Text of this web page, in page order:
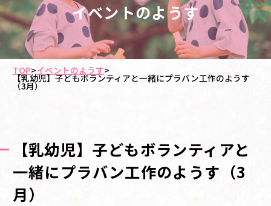
イベントのようす
TOP>イベントのようす>
【乳幼児】子どもボランティアと一緒にプラバン工作のようす
（3月）
【乳幼児】子どもボランティアと
一緒にプラバン工作のようす（3
月）